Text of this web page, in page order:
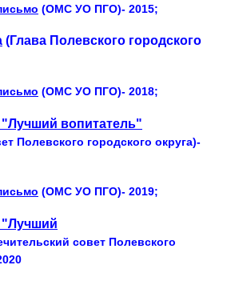
(ОМС УО ПГО)- 2015;
(Глава Полевского городского
(ОМС УО ПГО)- 2018;
вопитатель"
Полевского городского округа)-
(ОМС УО ПГО)- 2019;
"Лучший
совет Полевского